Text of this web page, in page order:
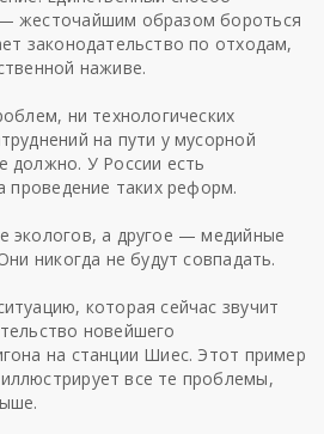
жесточайшим образом бороться
законодательство по отходам,
наживе.
ни технологических
на пути у мусорной
должно. У России есть
проведение таких реформ.
а другое — медийные
никогда не будут совпадать.
которая сейчас звучит
новейшего
на станции Шиес. Этот пример
все те проблемы,